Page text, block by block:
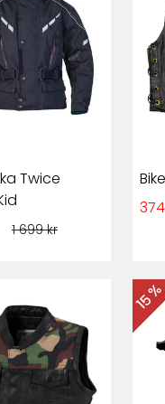
Twice
1 699 kr
15